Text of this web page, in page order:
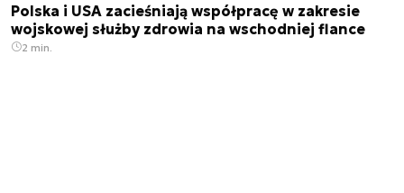
Polska i USA zacieśniają współpracę w zakresie
wojskowej służby zdrowia na wschodniej flance
2 min.